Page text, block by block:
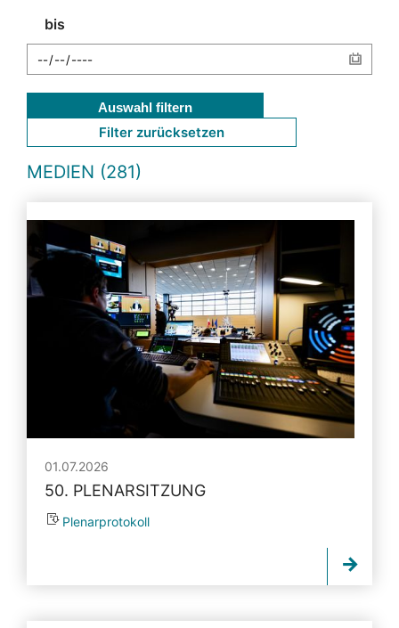
bis
Auswahl filtern
Filter zurücksetzen
MEDIEN (281)
01.07.2026
50. PLENARSITZUNG
Plenarprotokoll